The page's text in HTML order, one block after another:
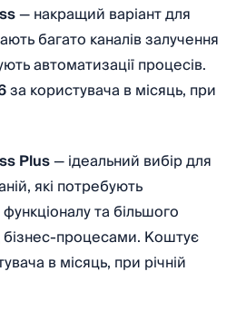
— накращий варіант для
багато каналів залучення
автоматизації процесів.
за користувача в місяць, при
Plus— ідеальний вибір для
які потребують
та більшого
процесами. Коштує
в місяць, при річній